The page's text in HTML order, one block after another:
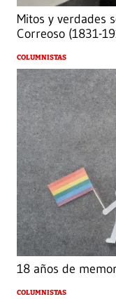
Mitos y verdades
Correoso (1831-
COLUMNISTAS
18 años de
COLUMNISTAS